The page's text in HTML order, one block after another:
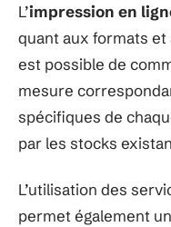
L’impression en
quant aux formats
est possible de
mesure
spécifiques de
par les stocks
L’utilisation des
permet également